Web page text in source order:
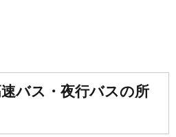
バス・夜行バスの所